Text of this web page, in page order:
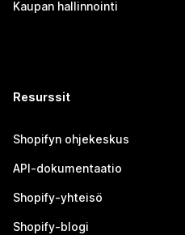
Kaupan hallinnointi
Resurssit
Shopifyn ohjekeskus
API-dokumentaatio
Shopify-yhteisö
Shopify-blogi